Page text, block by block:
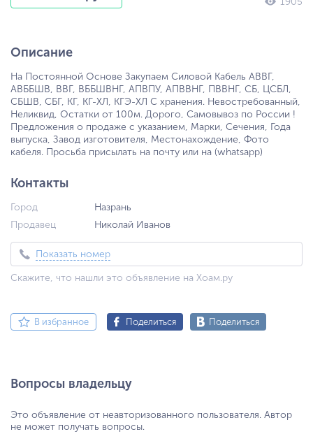
Описание
На Постоянной Основе Закупаем Силовой Кабель АВВГ,
АВББШВ, ВВГ, ВББШВНГ, АПВПУ, АПВВНГ, ПВВНГ, СБ, ЦСБЛ,
СБШВ, СБГ, КГ, КГ-ХЛ, КГЭ-ХЛ С хранения. Невостребованный,
Неликвид, Остатки от 100м. Дорого, Самовывоз по России !
Предложения о продаже с указанием, Марки, Сечения, Года
выпуска, Завод изготовителя, Местонахождение, Фото
кабеля. Просьба присылать на почту или на (whatsapp)
Контакты
Город
Назрань
Продавец
Николай Иванов
Показать номер
Скажите, что нашли это объявление на Хоам.ру
В избранное Поделиться Поделиться
Вопросы владельцу
Это объявление от неавторизованного пользователя. Автор
не может получать вопросы.